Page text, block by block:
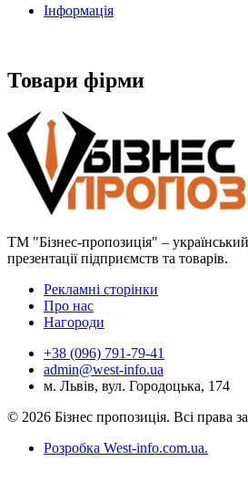
Інформація
Товари фірми
ТМ "Бізнес-пропозиція" –
презентації підприємств та товарів.
Рекламні сторінки
Про нас
Нагороди
+38 (096) 791-79-41
admin@west-info.ua
м. Львів, вул. Городоцька, 174
© 2026 Бізнес пропозиція. Всі права
Розробка West-info.com.ua.